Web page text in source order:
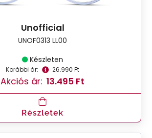
Unofficial
UNOF0313 LL00
Készleten
Korábbi ár: 26.990 Ft
Akciós ár: 13.495 Ft
Részletek